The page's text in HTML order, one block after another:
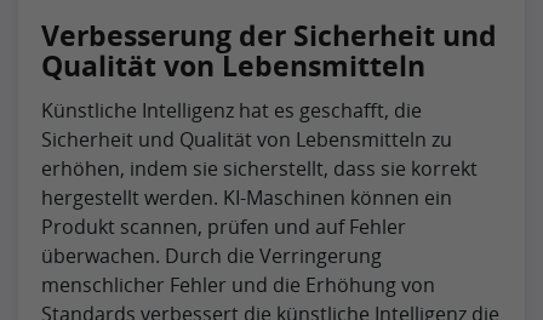
Verbesserung der Sicherheit und
Qualität von Lebensmitteln
Künstliche Intelligenz hat es geschafft, die
Sicherheit und Qualität von Lebensmitteln zu
erhöhen, indem sie sicherstellt, dass sie korrekt
hergestellt werden. KI-Maschinen können ein
Produkt scannen, prüfen und auf Fehler
überwachen. Durch die Verringerung
menschlicher Fehler und die Erhöhung von
Standards verbessert die künstliche Intelligenz die